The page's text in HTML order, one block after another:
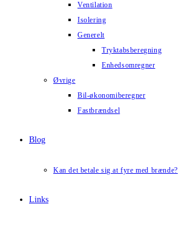
Ventilation
Isolering
Generelt
Tryktabsberegning
Enhedsomregner
Øvrige
Bil-økonomiberegner
Fastbrændsel
Blog
Kan det betale sig at fyre med brænde?
Links